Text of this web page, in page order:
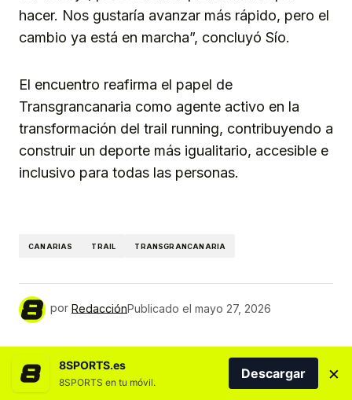
hacer. Nos gustaría avanzar más rápido, pero el
cambio ya está en marcha”, concluyó Sío.
El encuentro reafirma el papel de
Transgrancanaria como agente activo en la
transformación del trail running, contribuyendo a
construir un deporte más igualitario, accesible e
inclusivo para todas las personas.
CANARIAS TRAIL TRANSGRANCANARIA
por RedacciónPublicado el mayo 27, 2026
MÁS NOTICIAS DEL DEPORTE CANARIO
8SPORTS.es
8SPORTS en tu móvil.
Descargar ×